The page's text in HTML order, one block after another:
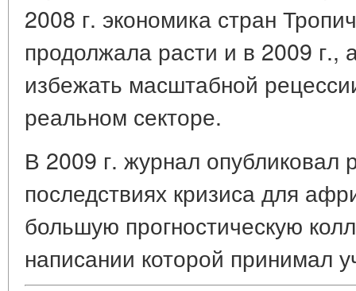
2008 г. экономика стран
продолжала расти и в 2009 г.,
избежать масштабной
реальном секторе.
В 2009 г. журнал опубликовал
последствиях кризиса для
большую прогностическую
написании которой принимал